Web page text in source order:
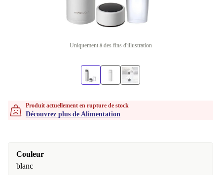
Uniquement à des fins d'illustration
Produit actuellement en rupture de stock
Découvrez plus de Alimentation
Couleur
blanc